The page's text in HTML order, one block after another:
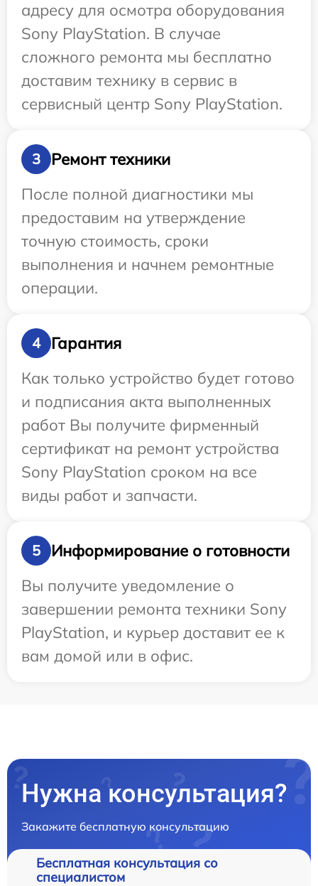
адресу для осмотра оборудования
Sony PlayStation. В случае
сложного ремонта мы бесплатно
доставим технику в сервис в
сервисный центр Sony PlayStation.
3
Ремонт техники
После полной диагностики мы
предоставим на утверждение
точную стоимость, сроки
выполнения и начнем ремонтные
операции.
4
Гарантия
Как только устройство будет готово
и подписания акта выполненных
работ Вы получите фирменный
сертификат на ремонт устройства
Sony PlayStation сроком на все
виды работ и запчасти.
5
Информирование о готовности
Вы получите уведомление о
завершении ремонта техники Sony
PlayStation, и курьер доставит ее к
вам домой или в офис.
Нужна консультация?
Закажите бесплатную консультацию
Бесплатная консультация со
специалистом